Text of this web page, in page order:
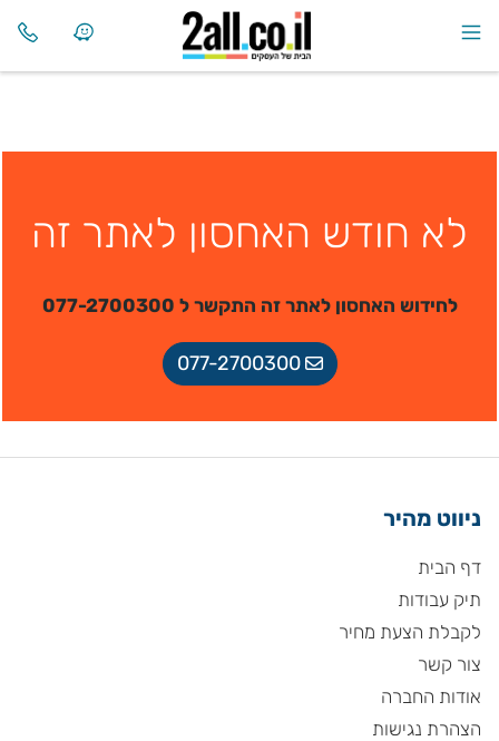
לא חודש האחסון לאתר זה
לחידוש האחסון לאתר זה התקשר ל 077-2700300
077-2700300
ניווט מהיר
דף הבית
תיק עבודות
לקבלת הצעת מחיר
צור קשר
אודות החברה
הצהרת נגישות